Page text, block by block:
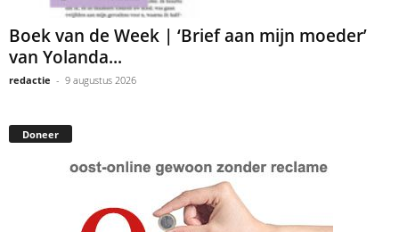
Boek van de Week | ‘Brief aan mijn moeder’
van Yolanda...
redactie - 9 augustus 2026
Doneer